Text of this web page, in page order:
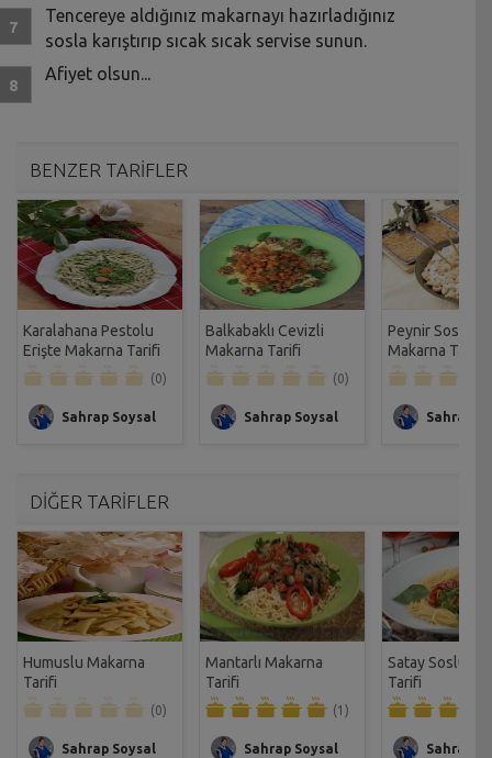
Tencereye aldığınız makarnayı hazırladığınız
sosla karıştırıp sıcak sıcak servise sunun.
Afiyet olsun...
BENZER TARİFLER
Karalahana Pestolu
Erişte Makarna Tarifi
(0)
Sahrap Soysal
Balkabaklı Cevizli
Makarna Tarifi
(0)
Sahrap Soysal
Peynir Soslu
Makarna Tarifi
Sahrap
DİĞER TARİFLER
Humuslu Makarna
Tarifi
(0)
Sahrap Soysal
Mantarlı Makarna
Tarifi
(1)
Sahrap Soysal
Satay Soslu
Tarifi
Sahrap